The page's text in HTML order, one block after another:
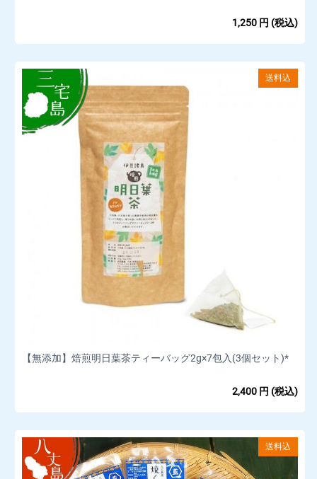
1,250 円 (税込)
送料込
【無添加】焙煎明日葉茶ティーバッグ2g×7包入(3個セット)*
2,400 円 (税込)
送料込